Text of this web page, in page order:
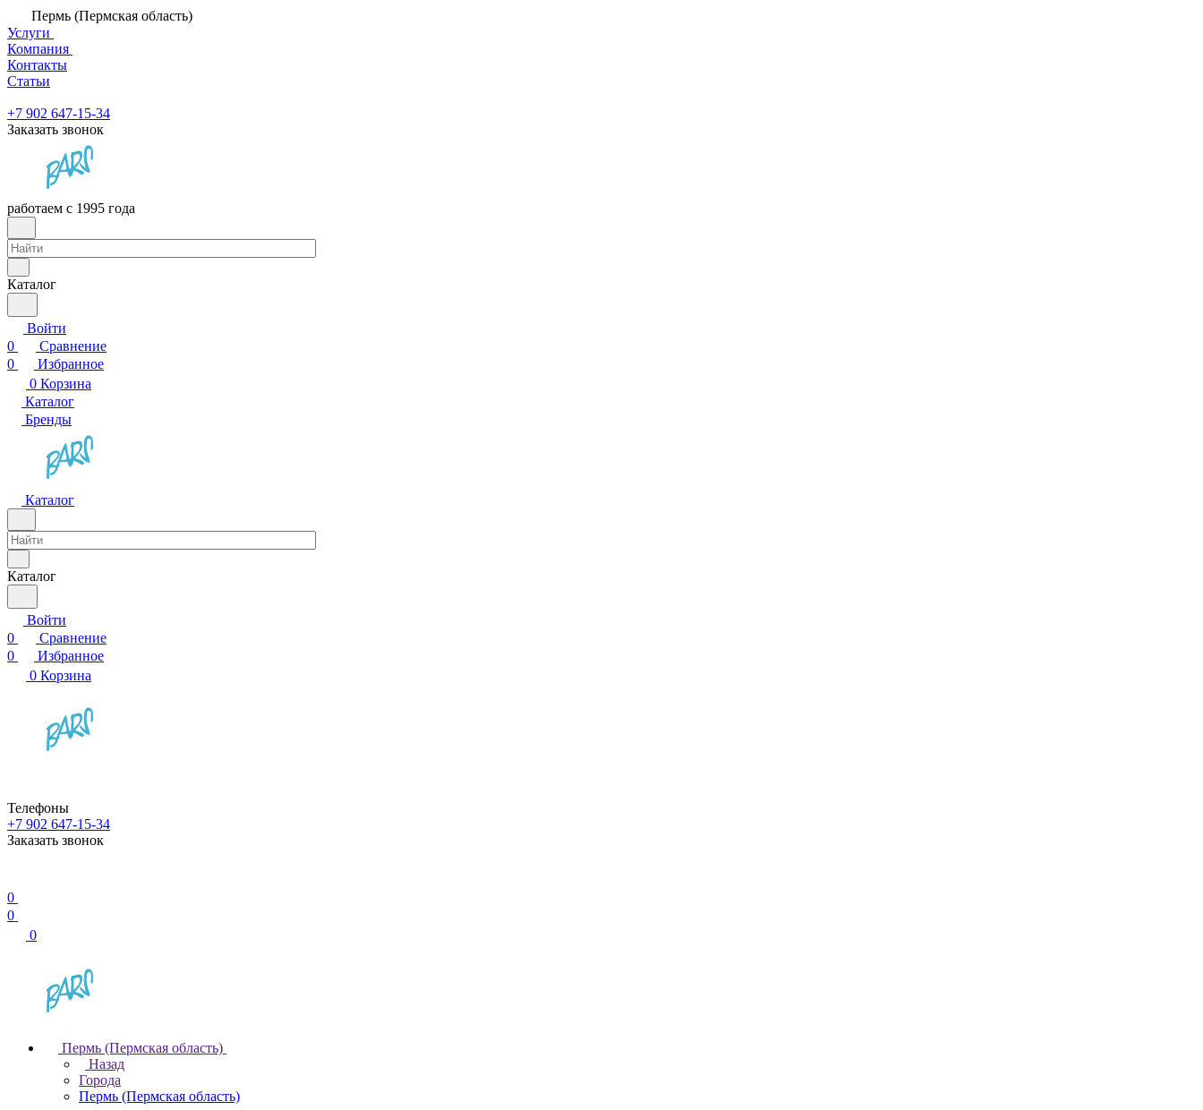
Пермь (Пермская область)
Услуги
Компания
Контакты
Статьи
+7 902 647-15-34
Заказать звонок
работаем с 1995 года
Каталог
Войти
0
Сравнение
0
Избранное
0 Корзина
Каталог
Бренды
Каталог
Каталог
Войти
0
Сравнение
0
Избранное
0 Корзина
Телефоны
+7 902 647-15-34
Заказать звонок
0
0
0
Пермь (Пермская область)
Назад
Города
Пермь (Пермская область)